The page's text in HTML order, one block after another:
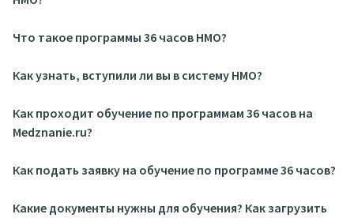
Что такое программы 36 часов НМО?
Как узнать, вступили ли вы в систему НМО?
Как проходит обучение по программам 36 часов на
Medznanie.ru?
Как подать заявку на обучение по программе 36 часов?
Какие документы нужны для обучения? Как загрузить